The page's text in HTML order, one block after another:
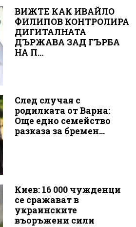
ВИЖТЕ КАК ИВАЙЛО
ФИЛИПОВ КОНТРОЛИРА
ДИГИТАЛНАТА
ДЪРЖАВА ЗАД ГЪРБА
НА П...
След случая с
родилката от Варна:
Още едно семейство
разказа за бремен...
Киев: 16 000 чужденци
се сражават в
украинските
въоръжени сили